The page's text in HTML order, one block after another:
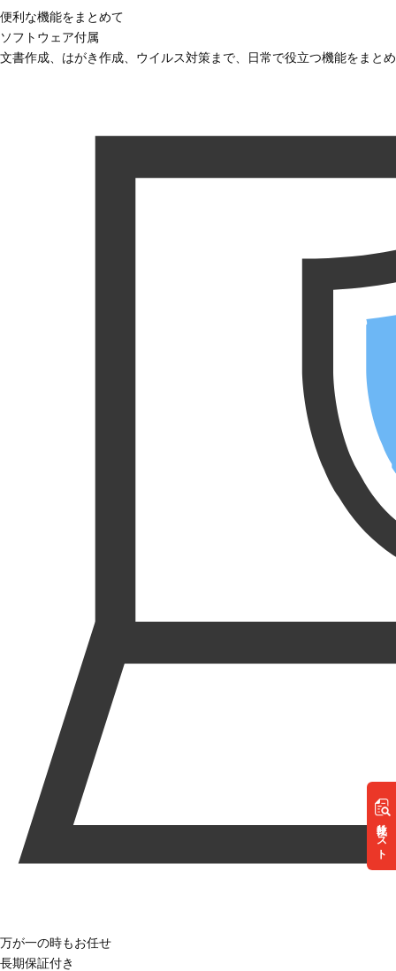
リスト
便利な機能をまとめて
ソフトウェア付属
文書作成、はがき作成、ウイルス対策まで、日常で役立つ機能をまと
万が一の時もお任せ
長期保証付き